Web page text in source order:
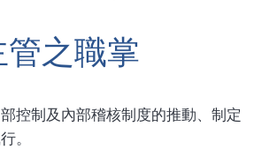
之職掌
控制及內部稽核制度的推動、制定
。